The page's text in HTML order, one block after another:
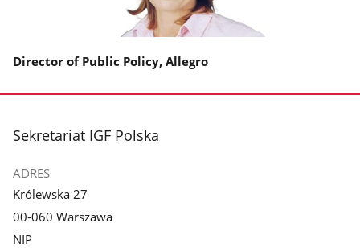
Director of Public Policy, Allegro
stopka
Sekretariat IGF Polska
ADRES
Królewska 27
00-060 Warszawa
NIP